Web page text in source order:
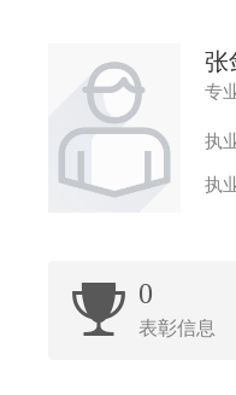
张
专
执
执
0
表彰信息